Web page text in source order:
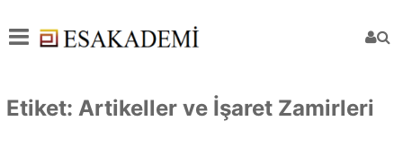
Etiket: Artikeller ve İşaret Zamirleri